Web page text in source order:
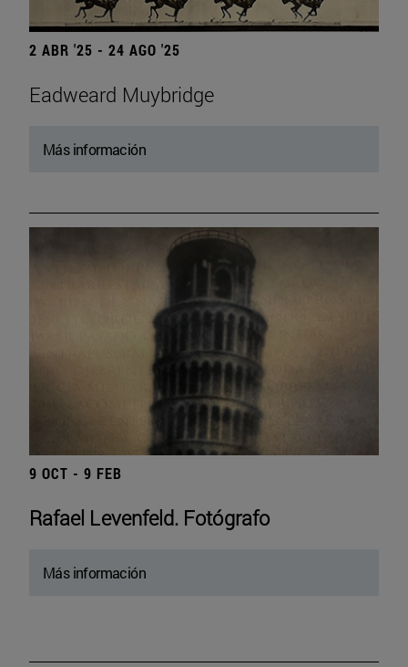
2 ABR '25 - 24 AGO '25
Eadweard Muybridge
Más información
9 OCT - 9 FEB
Rafael Levenfeld. Fotógrafo
Más información